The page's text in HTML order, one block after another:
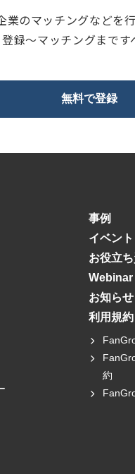
業のマッチングなどを
登録〜マッチングまです
無料で登録
事例
イベント
お役立
お知らせ
利用規約
約